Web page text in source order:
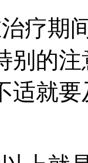
疗期
别的
适就